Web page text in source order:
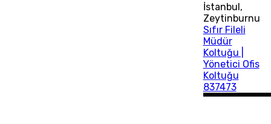
İstanbul,
Zeytinburnu
Sıfır Fileli
Müdür
Koltuğu |
Yönetici Ofis
Koltuğu
837473